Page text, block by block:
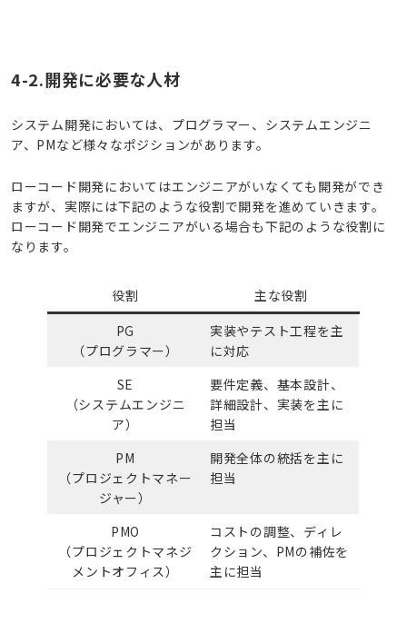
4-2.開発に必要な人材
システム開発においては、プログラマー、システムエンジニ
ア、PMなど様々なポジションがあります。
ローコード開発においてはエンジニアがいなくても開発ができ
ますが、実際には下記のような役割で開発を進めていきます。
ローコード開発でエンジニアがいる場合も下記のような役割に
なります。
役割
主な役割
PG
（プログラマー）
実装やテスト工程を主
に対応
SE
（システムエンジニ
ア）
要件定義、基本設計、
詳細設計、実装を主に
担当
PM
（プロジェクトマネー
ジャー）
開発全体の統括を主に
担当
PMO
（プロジェクトマネジ
メントオフィス）
コストの調整、ディレ
クション、PMの補佐を
主に担当